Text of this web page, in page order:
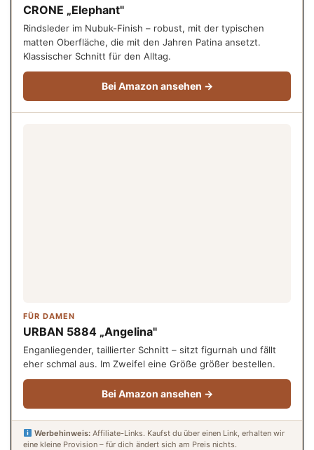
CRONE „Elephant"
Rindsleder im Nubuk-Finish – robust, mit der typischen
matten Oberfläche, die mit den Jahren Patina ansetzt.
Klassischer Schnitt für den Alltag.
Bei Amazon ansehen →
FÜR DAMEN
URBAN 5884 „Angelina"
Enganliegender, taillierter Schnitt – sitzt figurnah und fällt
eher schmal aus. Im Zweifel eine Größe größer bestellen.
Bei Amazon ansehen →
Werbehinweis:Affiliate-Links. Kaufst du über einen Link, erhalten wir
eine kleine Provision – für dich ändert sich am Preis nichts.